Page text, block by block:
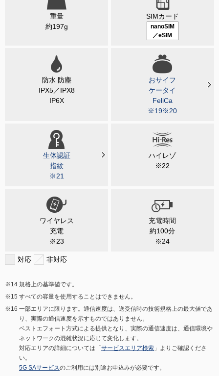
重量
約197g
SIMカード
nanoSIM
／eSIM
防水 防塵
IPX5／IPX8
IP6X
おサイフ
ケータイ
FeliCa
※19※20
生体認証
指紋
※21
ハイレゾ
※22
ワイヤレス
充電
※23
充電時間
約100分
※24
対応 非対応
規格上の基準値です。
すべての容量を使用することはできません。
一部エリアに限ります。通信速度は、送受信時の技術規格上の最大値であ
り、実際の通信速度を示すものではありません。
ベストエフォート方式による提供となり、実際の通信速度は、通信環境や
ネットワークの混雑状況に応じて変化します。
対応エリアの詳細については「 サービスエリア検索 」よりご確認くださ
い。
5G SAサービスのご利用には別途お申込みが必要です。